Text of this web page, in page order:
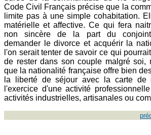
Code Civil Français précise que la
limite pas à une simple cohabitation.
matérielle et affective. Ce qui fera
non sincère de la part du conjoint
demander le divorce et acquérir la
l'on serait tenter de savoir ce qui
de rester dans son couple malgré soi,
que la nationalité française offre bien
la liberté de séjour avec la carte de
l'exercice d'une activité
activités industrielles, artisanales ou